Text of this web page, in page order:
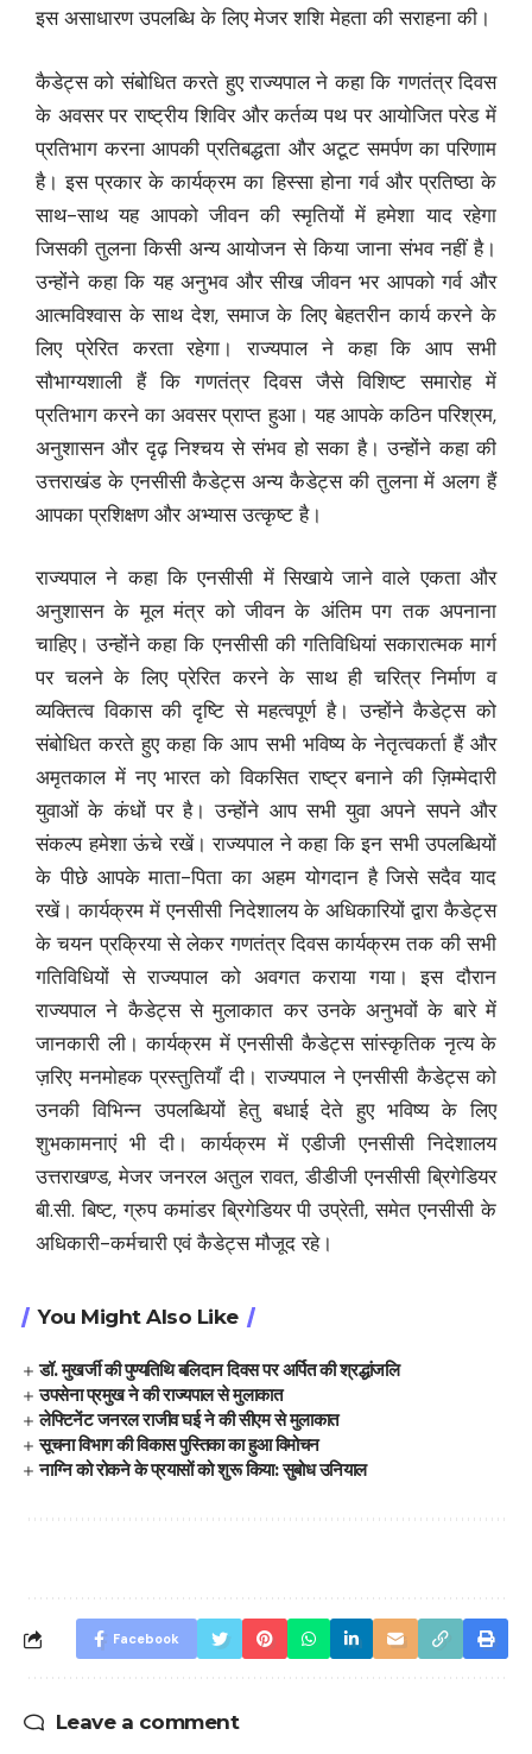
इस असाधारण उपलब्धि के लिए मेजर शशि मेहता की सराहना की।
कैडेट्स को संबोधित करते हुए राज्यपाल ने कहा कि गणतंत्र दिवस
के अवसर पर राष्ट्रीय शिविर और कर्तव्य पथ पर आयोजित परेड में
प्रतिभाग करना आपकी प्रतिबद्धता और अटूट समर्पण का परिणाम
है। इस प्रकार के कार्यक्रम का हिस्सा होना गर्व और प्रतिष्ठा के
साथ-साथ यह आपको जीवन की स्मृतियों में हमेशा याद रहेगा
जिसकी तुलना किसी अन्य आयोजन से किया जाना संभव नहीं है।
उन्होंने कहा कि यह अनुभव और सीख जीवन भर आपको गर्व और
आत्मविश्वास के साथ देश, समाज के लिए बेहतरीन कार्य करने के
लिए प्रेरित करता रहेगा। राज्यपाल ने कहा कि आप सभी
सौभाग्यशाली हैं कि गणतंत्र दिवस जैसे विशिष्ट समारोह में
प्रतिभाग करने का अवसर प्राप्त हुआ। यह आपके कठिन परिश्रम,
अनुशासन और दृढ़ निश्चय से संभव हो सका है। उन्होंने कहा की
उत्तराखंड के एनसीसी कैडेट्स अन्य कैडेट्स की तुलना में अलग हैं
आपका प्रशिक्षण और अभ्यास उत्कृष्ट है।
राज्यपाल ने कहा कि एनसीसी में सिखाये जाने वाले एकता और
अनुशासन के मूल मंत्र को जीवन के अंतिम पग तक अपनाना
चाहिए। उन्होंने कहा कि एनसीसी की गतिविधियां सकारात्मक मार्ग
पर चलने के लिए प्रेरित करने के साथ ही चरित्र निर्माण व
व्यक्तित्व विकास की दृष्टि से महत्वपूर्ण है। उन्होंने कैडेट्स को
संबोधित करते हुए कहा कि आप सभी भविष्य के नेतृत्वकर्ता हैं और
अमृतकाल में नए भारत को विकसित राष्ट्र बनाने की ज़िम्मेदारी
युवाओं के कंधों पर है। उन्होंने आप सभी युवा अपने सपने और
संकल्प हमेशा ऊंचे रखें। राज्यपाल ने कहा कि इन सभी उपलब्धियों
के पीछे आपके माता-पिता का अहम योगदान है जिसे सदैव याद
रखें। कार्यक्रम में एनसीसी निदेशालय के अधिकारियों द्वारा कैडेट्स
के चयन प्रक्रिया से लेकर गणतंत्र दिवस कार्यक्रम तक की सभी
गतिविधियों से राज्यपाल को अवगत कराया गया। इस दौरान
राज्यपाल ने कैडेट्स से मुलाकात कर उनके अनुभवों के बारे में
जानकारी ली। कार्यक्रम में एनसीसी कैडेट्स सांस्कृतिक नृत्य के
ज़रिए मनमोहक प्रस्तुतियाँ दी। राज्यपाल ने एनसीसी कैडेट्स को
उनकी विभिन्न उपलब्धियों हेतु बधाई देते हुए भविष्य के लिए
शुभकामनाएं भी दी। कार्यक्रम में एडीजी एनसीसी निदेशालय
उत्तराखण्ड, मेजर जनरल अतुल रावत, डीडीजी एनसीसी ब्रिगेडियर
बी.सी. बिष्ट, ग्रुप कमांडर ब्रिगेडियर पी उप्रेती, समेत एनसीसी के
अधिकारी-कर्मचारी एवं कैडेट्स मौजूद रहे।
You Might Also Like
डॉ. मुखर्जी की पुण्यतिथि बलिदान दिवस पर अर्पित की श्रद्धांजलि
उपसेना प्रमुख ने की राज्यपाल से मुलाकात
लेफ्टिनेंट जनरल राजीव घई ने की सीएम से मुलाकात
सूचना विभाग की विकास पुस्तिका का हुआ विमोचन
नाग्नि को रोकने के प्रयासों को शुरू किया: सुबोध उनियाल
Facebook
Leave a comment